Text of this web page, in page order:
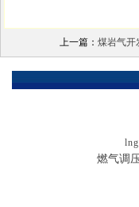
上一篇： 煤岩气开
燃气调